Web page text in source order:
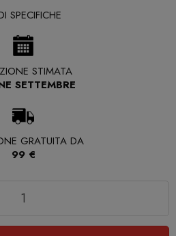
SPECIFICHE
STIMATA
SETTEMBRE
GRATUITA DA
99 €